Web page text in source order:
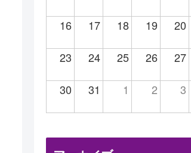
16 17 18 19 20
23 24 25 26 27
30 31 1 2 3